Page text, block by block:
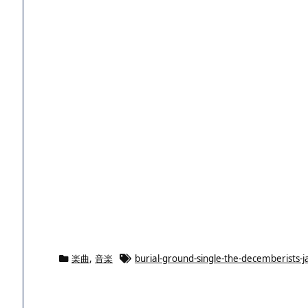
楽曲, 音楽 burial-ground-single-the-decemberists-